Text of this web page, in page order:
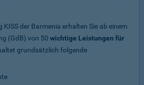
KISS der Barmenia erhalten Sie ab einem
(GdB) von 50 wichtige Leistungen für
grundsätzlich folgende